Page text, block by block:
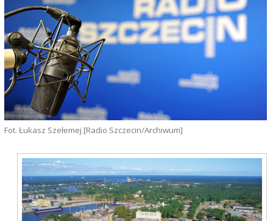
Fot. Łukasz Szełemej [Radio Szczecin/Archiwum]